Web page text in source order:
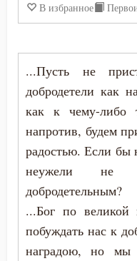
Надежда
Намерение
Наслаждение
Насмешка
Наставление
В избранное
...Пусть не
добродетели как
как к чему-либо
напротив, будем
радостью. Если бы
неужели не
добродетельным?
...Бог по великой
побуждать нас к
наградою, но